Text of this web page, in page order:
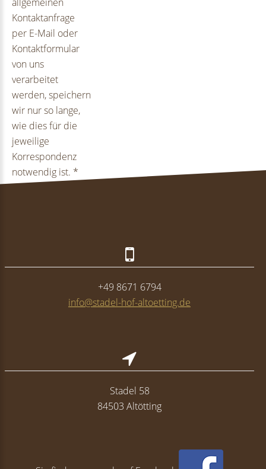
Kontaktanfrage
per E-Mail oder
Kontaktformular
von uns
verarbeitet
werden, speichern
wir nur so lange,
wie dies für die
jeweilige
Korrespondenz
notwendig ist. *
+49 8671 6794
info@stadel-hof-altoetting.de
Stadel 58
84503 Altötting